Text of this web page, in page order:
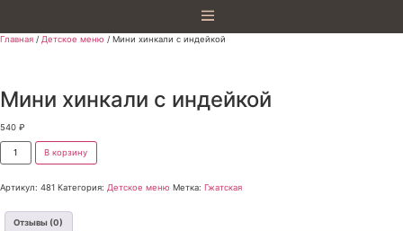
Главная / Детское меню / Мини хинкали с индейкой
Мини хинкали с индейкой
540 ₽
В корзину
Артикул: 481 Категория: Детское меню Метка: Гжатская
Отзывы (0)